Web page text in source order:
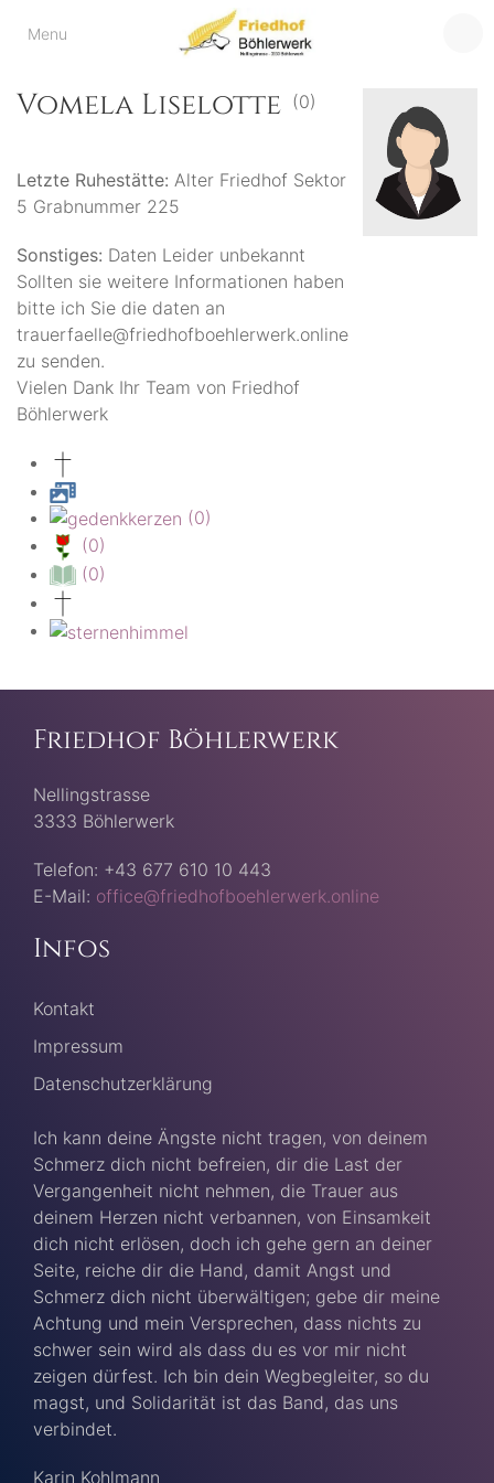
Menu
Friedhof
der virtuelle Friedhof
Vomela Liselotte (0)
Letzte Ruhestätte: Alter Friedhof Sektor
5 Grabnummer 225
Sonstiges: Daten Leider unbekannt
Sollten sie weitere Informationen haben
bitte ich Sie die daten an
trauerfaelle@friedhofboehlerwerk.online
zu senden.
Vielen Dank Ihr Team von Friedhof
Böhlerwerk
(0)
(0)
(0)
Friedhof Böhlerwerk
Nellingstrasse
3333 Böhlerwerk
Telefon: +43 677 610 10 443
E-Mail: office@friedhofboehlerwerk.online
Infos
Kontakt
Impressum
Datenschutzerklärung
Ich kann deine Ängste nicht tragen, von deinem
Schmerz dich nicht befreien, dir die Last der
Vergangenheit nicht nehmen, die Trauer aus
deinem Herzen nicht verbannen, von Einsamkeit
dich nicht erlösen, doch ich gehe gern an deiner
Seite, reiche dir die Hand, damit Angst und
Schmerz dich nicht überwältigen; gebe dir meine
Achtung und mein Versprechen, dass nichts zu
schwer sein wird als dass du es vor mir nicht
zeigen dürfest. Ich bin dein Wegbegleiter, so du
magst, und Solidarität ist das Band, das uns
verbindet.
Karin Kohlmann